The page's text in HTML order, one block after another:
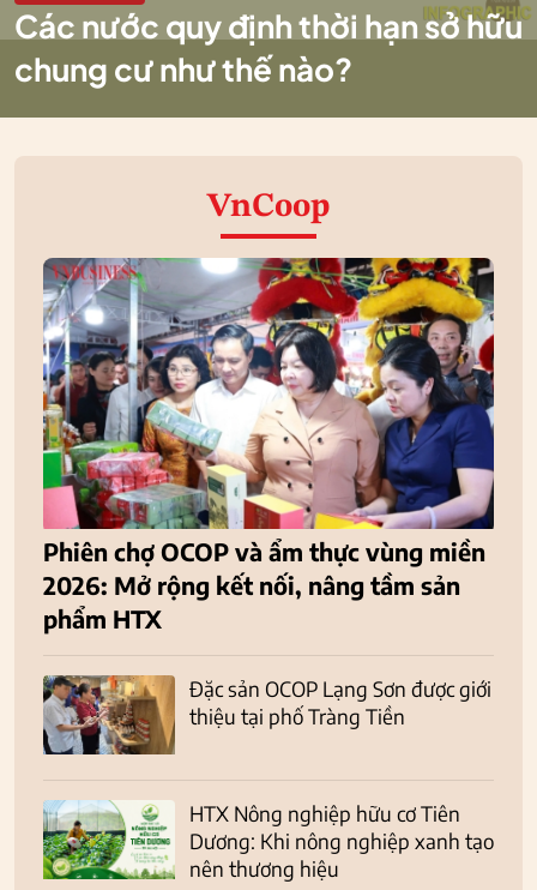
Các nước quy định thời hạn sở hữu
chung cư như thế nào?
VnCoop
Phiên chợ OCOP và ẩm thực vùng miền
2026: Mở rộng kết nối, nâng tầm sản
phẩm HTX
Đặc sản OCOP Lạng Sơn được giới
thiệu tại phố Tràng Tiền
HTX Nông nghiệp hữu cơ Tiên
Dương: Khi nông nghiệp xanh tạo
nên thương hiệu